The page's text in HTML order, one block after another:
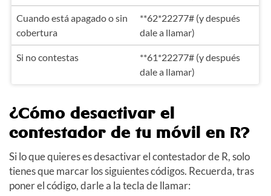
Cuando está apagado o sin
cobertura
**62*22277# (y después
dale a llamar)
Si no contestas
**61*22277# (y después
dale a llamar)
¿Cómo desactivar el
contestador de tu móvil en R?
Si lo que quieres es desactivar el contestador de R, solo
tienes que marcar los siguientes códigos. Recuerda, tras
poner el código, darle a la tecla de llamar: